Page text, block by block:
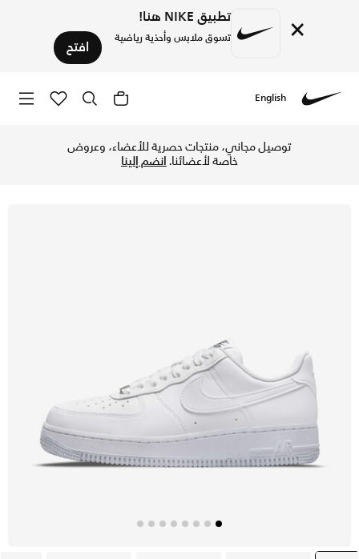
× تطبيق NIKE هنا!
تسوق ملابس وأحذية رياضية افتح
English
توصيل مجاني، منتجات حصرية للأعضاء، وعروض
خاصة لأعضائنا.انضم إلينا